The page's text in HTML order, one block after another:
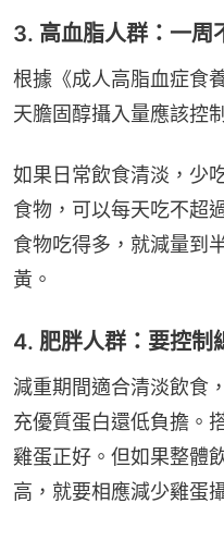
3. 高血脂人群：一周
根據《成人高脂血症食
天膽固醇攝入量應該控
如果日常飲食清淡，少
食物，可以每天吃不超
食物吃得多，就減量到
黃。
4. 肥胖人群：要控制
減重期間適合清淡飲食
充優質蛋白還低負擔。
雞蛋正好。但如果整體
高，就要相應減少雞蛋